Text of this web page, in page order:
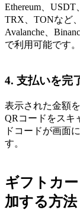
Ethereum、USDT
TRX、TONなど
Avalanche、
で利用可能です。
4. 支払いを完
表示された金額
QRコードをスキ
ドコードが画面
す。
ギフトカ
加する方法